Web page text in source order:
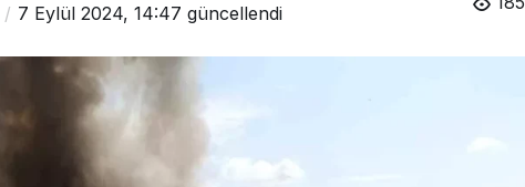
7 Eylül 2024, 14:47 güncellendi